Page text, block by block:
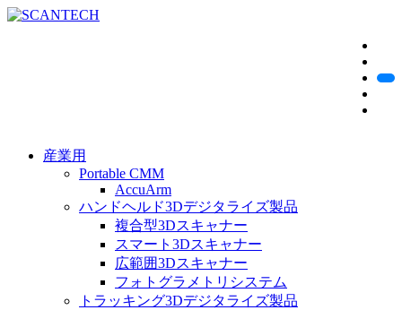
産業用
Portable CMM
AccuArm
ハンドヘルド3Dデジタライズ製品
複合型3Dスキャナー
スマート3Dスキャナー
広範囲3Dスキャナー
フォトグラメトリシステム
トラッキング3Dデジタライズ製品